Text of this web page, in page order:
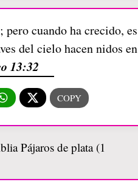
cuando ha crecido,
del cielo hacen nidos
13:32